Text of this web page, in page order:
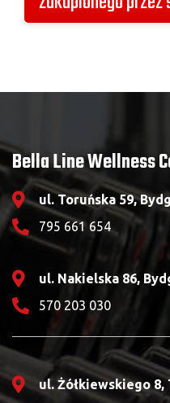
płatności:
lub przelew
Bella Line Wellness
ul. Toruńska 59,
795 661 654
ul. Nakielska 86,
570 203 030
ul. Żółkiewskiego 8,